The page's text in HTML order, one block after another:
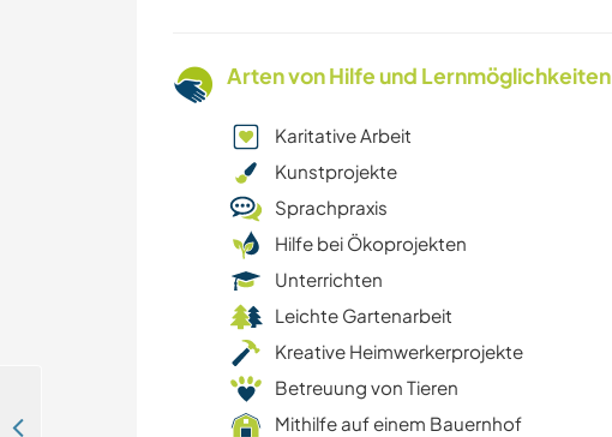
Arten von Hilfe und Lernmöglichkeiten
Karitative Arbeit
Kunstprojekte
Sprachpraxis
Hilfe bei Ökoprojekten
Unterrichten
Leichte Gartenarbeit
Kreative Heimwerkerprojekte
Betreuung von Tieren
Mithilfe auf einem Bauernhof